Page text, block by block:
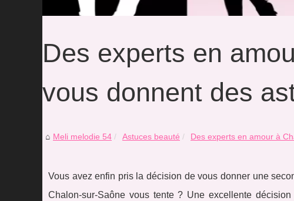
Des experts en
vous donnent des
Meli melodie 54 Astuces beauté Des experts en amour à
Vous avez enfin pris la décision de vous donner une
Chalon-sur-Saône vous tente ? Une excellente